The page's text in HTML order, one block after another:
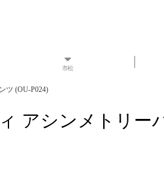
市松
ツ (OU-P024)
アシンメトリー